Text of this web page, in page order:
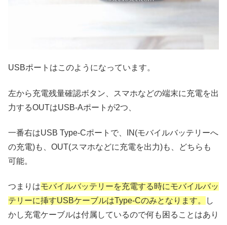
USBポートはこのようになっています。
左から充電残量確認ボタン、スマホなどの端末に充電を出
力するOUTはUSB-Aポートが2つ、
一番右はUSB Type-Cポートで、IN(モバイルバッテリーへ
の充電)も、OUT(スマホなどに充電を出力)も、どちらも
可能。
つまりはモバイルバッテリーを充電する時にモバイルバッ
テリーに挿すUSBケーブルはType-Cのみとなります。
し
かし充電ケーブルは付属しているので何も困ることはあり